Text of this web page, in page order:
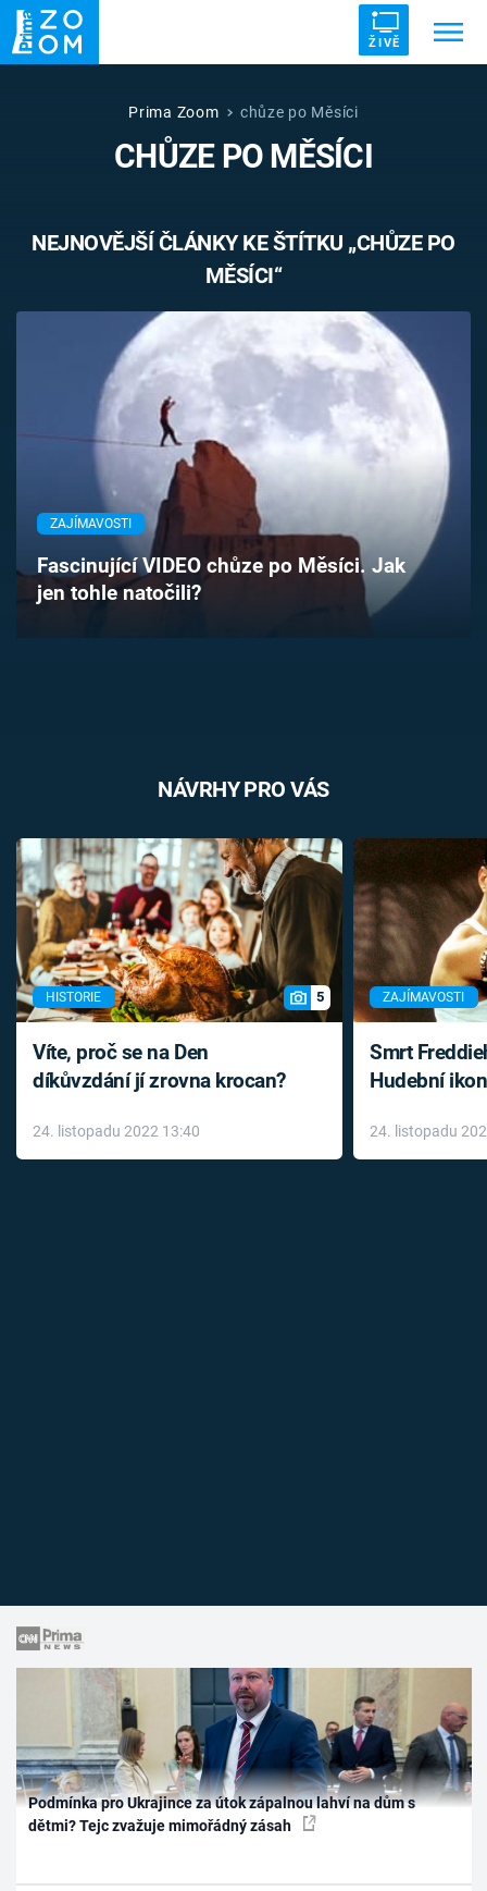
ŽIVĚ
ZRÁDCI UFO DRUHÁ SVĚTOVÁ VÁLKA
VETŘELCI DÁVNOVĚKU
Pořady
TV Program
Časopis
Sledujte prima+
Prima Zoom chůze po Měsíci
CHŮZE PO MĚSÍCI
NEJNOVĚJŠÍ ČLÁNKY KE ŠTÍTKU „CHŮZE PO
MĚSÍCI“
ZAJÍMAVOSTI
Fascinující VIDEO chůze po Měsíci. Jak
jen tohle natočili?
NÁVRHY PRO VÁS
HISTORIE 5
Víte, proč se na Den
díkůvzdání jí zrovna krocan?
24. listopadu 2022 13:40
ZAJÍMAVOSTI
Smrt
Hudební
léky
24. listopadu
Podmínka pro Ukrajince za útok zápalnou lahví na dům s
dětmi? Tejc zvažuje mimořádný zásah